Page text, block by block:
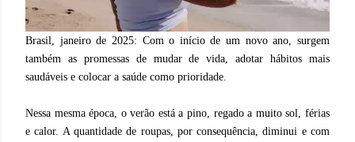
Brasil, janeiro de 2025: Com o início de um novo ano, surgem
também as promessas de mudar de vida, adotar hábitos mais
saudáveis e colocar a saúde como prioridade.
Nessa mesma época, o verão está a pino, regado a muito sol, férias
e calor. A quantidade de roupas, por consequência, diminui e com